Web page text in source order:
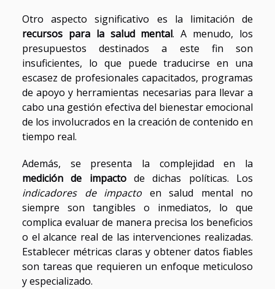
Otro aspecto significativo es la limitación de
recursos para la salud mental. A menudo, los
presupuestos destinados a este fin son
insuficientes, lo que puede traducirse en una
escasez de profesionales capacitados, programas
de apoyo y herramientas necesarias para llevar a
cabo una gestión efectiva del bienestar emocional
de los involucrados en la creación de contenido en
tiempo real.
Además, se presenta la complejidad en la
medición de impactode dichas políticas. Los
indicadores de impacto en salud mental no
siempre son tangibles o inmediatos, lo que
complica evaluar de manera precisa los beneficios
o el alcance real de las intervenciones realizadas.
Establecer métricas claras y obtener datos fiables
son tareas que requieren un enfoque meticuloso
y especializado.